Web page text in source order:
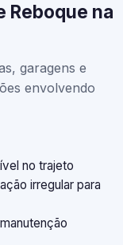
Reboque na
garagens e
envolvendo
no trajeto
irregular para